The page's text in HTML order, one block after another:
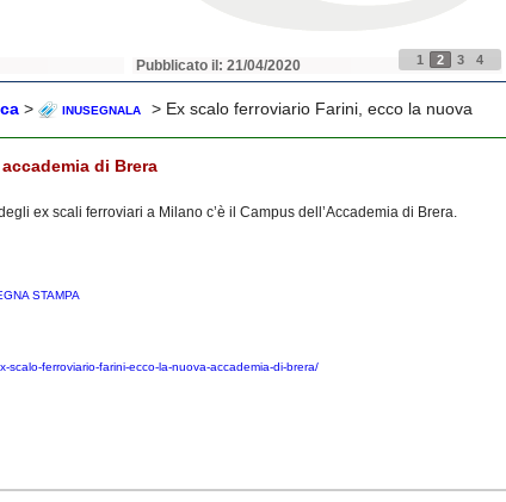
Pubblicato il: 21/04/2020 1 2 3 4
> INUSEGNALA
> Ex scalo ferroviario Farini, ecco la nuova
di Brera
ex scali ferroviari a Milano c’è il Campus dell’Accademia di Brera.
STAMPA
ferroviario-farini-ecco-la-nuova-accademia-di-brera/